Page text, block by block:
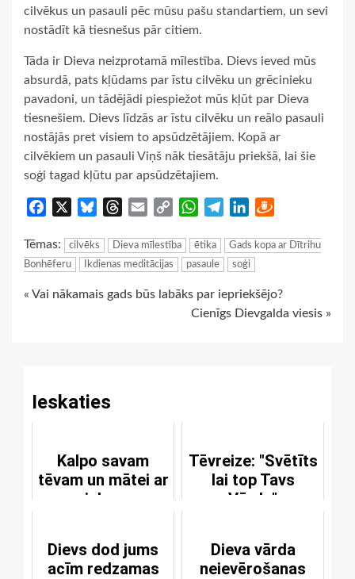
cilvēkus un pasauli pēc mūsu pašu standartiem, un sevi
nostādīt kā tiesnešus pār citiem.
Tāda ir Dieva neizprotamā mīlestība. Dievs ieved mūs
absurdā, pats kļūdams par īstu cilvēku un grēcinieku
pavadoni, un tādējādi piespiežot mūs kļūt par Dieva
tiesnešiem. Dievs līdzās ar īstu cilvēku un reālo pasauli
nostājās pret visiem to apsūdzētājiem. Kopā ar
cilvēkiem un pasauli Viņš nāk tiesātāju priekšā, lai šie
soģi tagad kļūtu par apsūdzētajiem.
Facebook BlueskyThreads
Email
Copy
WhatsApp
TelegramLinkedIn
Tēmas: cilvēks Dieva mīlestība ētika
Gads kopa ar Dītrihu
Bonhēferu
Ikdienas meditācijas pasaule soģi
Continue
« Vai nākamais gads būs labāks par iepriekšējo?
Cienīgs Dievgalda viesis »
Ieskaties
Kalpo savam
tēvam un mātei ar
prieku un
Tēvreize: "Svētīts
lai top Tavs
Vārds"
Dievs dod jums
acīm redzamas
Dieva vārda
neievērošanas